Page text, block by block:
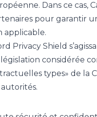
Dans ce cas,
pour garantir
applicable.
Privacy Shield
législation considérée
types» de la